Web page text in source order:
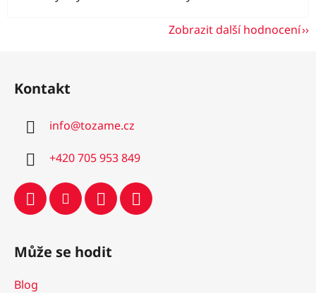
Zobrazit další hodnocení
Kontakt
info@tozame.cz
+420 705 953 849
Může se hodit
Blog